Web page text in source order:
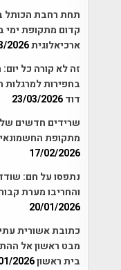
תחת רחבת הכותל
קדום מתקופת ימי
ארכיאלוגית2026
זה לא קורה כל
בחפירות למרגלות
דוד23/03/2026
שרידים חדשים
מתקופת
17/02/2026
נתפסו על חם:
והחריבו מערת
20/01/2026
כתובת אשורית
מבט ראשון אל
בית ראשון2026